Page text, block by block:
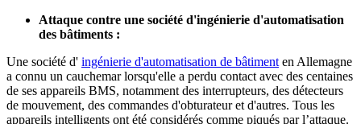
Attaque contre une société d'ingénierie d'automatisation
des bâtiments :
Une société d' ingénierie d'automatisation de bâtiment en Allemagne
a connu un cauchemar lorsqu'elle a perdu contact avec des centaines
de ses appareils BMS, notamment des interrupteurs, des détecteurs
de mouvement, des commandes d'obturateur et d'autres. Tous les
appareils intelligents ont été considérés comme piqués par l’attaque.